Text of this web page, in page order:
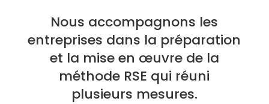
Nous accompagnons les
entreprises dans la préparation
et la mise en œuvre de la
méthode RSE qui réuni
plusieurs mesures.